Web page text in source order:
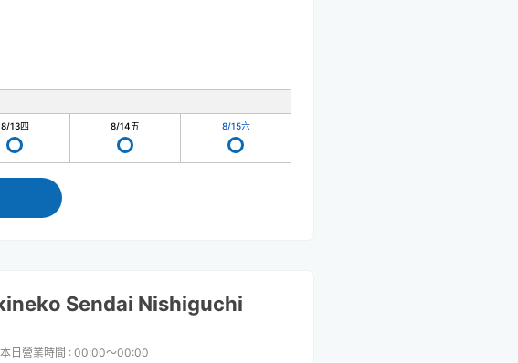
8/13四 8/14五 8/15六
Sendai Nishiguchi
本日營業時間 : 00:00〜00:00